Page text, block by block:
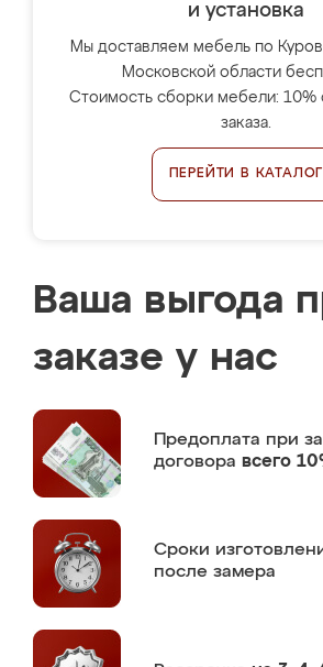
и установка
Мы доставляем мебель по
Московской области
Стоимость сборки мебели: 10%
заказа.
ПЕРЕЙТИ В КАТАЛОГ
Ваша выгода
заказе у нас
Предоплата при
договора всего
Сроки
после замера